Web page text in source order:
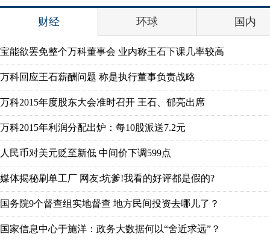
财经 环球 国内
宝能欲罢免整个万科董事会 业内称王石下课几率较高
万科回应王石薪酬问题 称是执行董事负责战略
万科2015年度股东大会准时召开 王石、郁亮出席
万科2015年利润分配出炉：每10股派送7.2元
人民币对美元贬至新低 中间价下调599点
媒体揭秘刷单工厂 网友:坑爹!我看的好评都是假的?
国务院9个督查组实地督查 地方民间投资去哪儿了？
国家信息中心于施洋：政务大数据何以“舍近求远”？